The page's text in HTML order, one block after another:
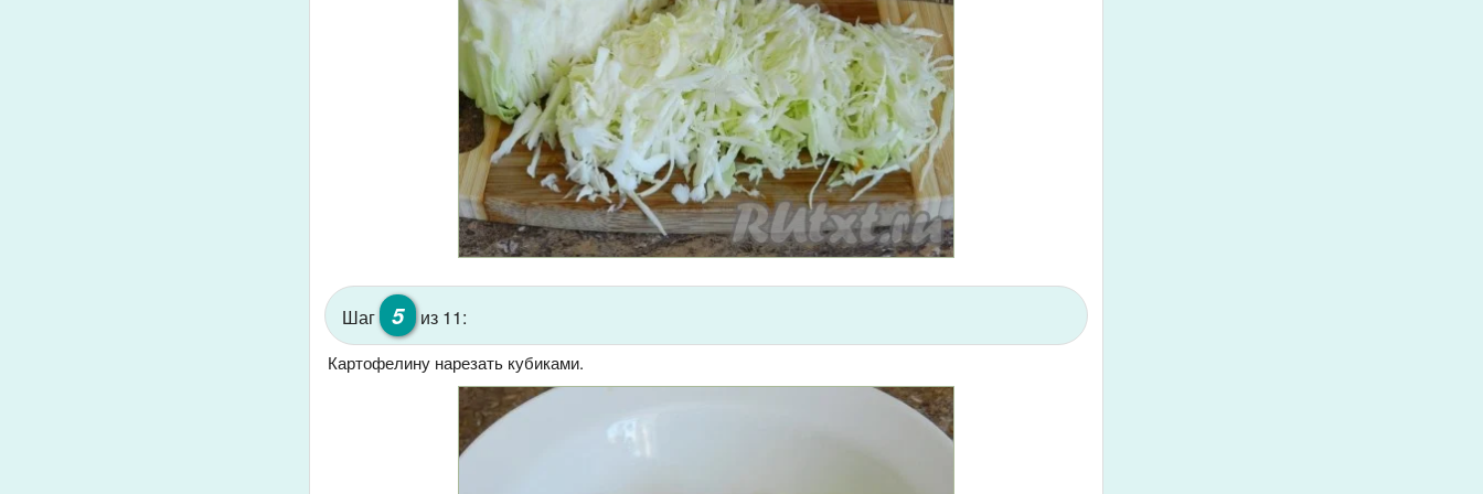
Шаг 5 из 11:
Картофелину нарезать кубиками.